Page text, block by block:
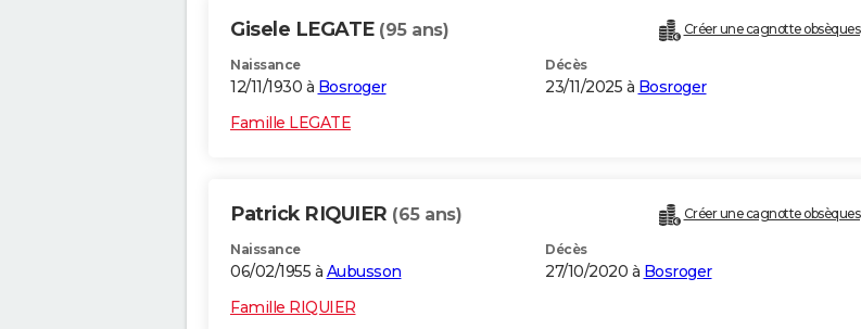
Gisele LEGATE (95 ans) Créer une cagnotte obsèques
Naissance
12/11/1930 à Bosroger
Décès
23/11/2025 à Bosroger
Famille LEGATE
Patrick RIQUIER (65 ans) Créer une cagnotte obsèques
Naissance
06/02/1955 à Aubusson
Décès
27/10/2020 à Bosroger
Famille RIQUIER